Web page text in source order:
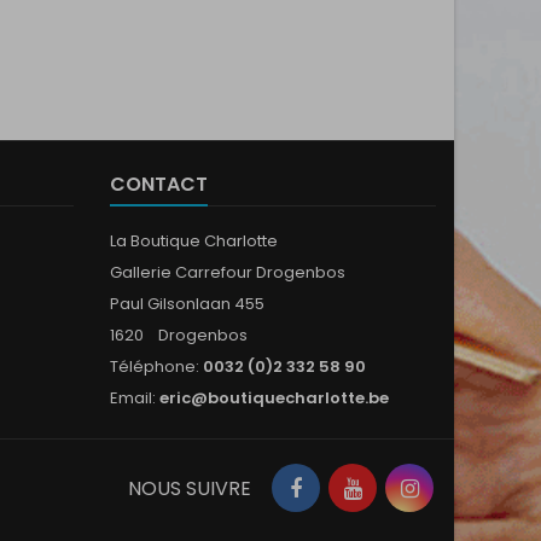
CONTACT
La Boutique Charlotte
Gallerie Carrefour Drogenbos
Paul Gilsonlaan 455
1620 Drogenbos
Téléphone: 0032 (0)2 332 58 90
Email: eric@boutiquecharlotte.be
Facebook
YouTubeInstagram
NOUS SUIVRE